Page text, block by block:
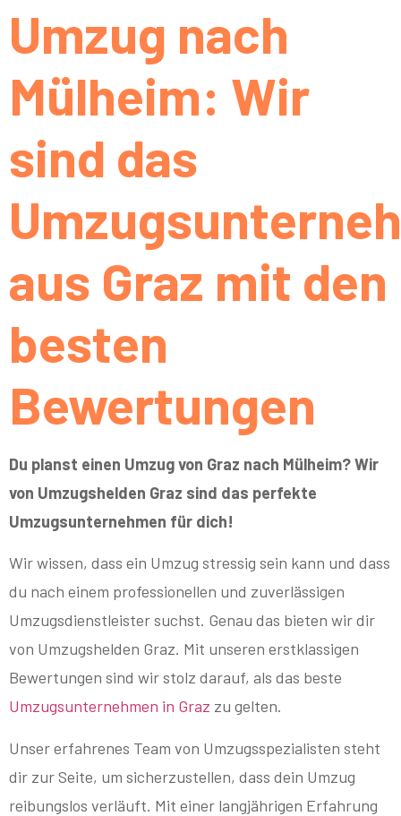
Umzug nach
Mülheim: Wir
sind das
aus Graz mit den
besten
Bewertungen
Du planst einen Umzug von Graz nach Mülheim? Wir
von Umzugshelden Graz sind das perfekte
Umzugsunternehmen für dich!
Wir wissen, dass ein Umzug stressig sein kann und dass
du nach einem professionellen und zuverlässigen
Umzugsdienstleister suchst. Genau das bieten wir dir
von Umzugshelden Graz. Mit unseren erstklassigen
Bewertungen sind wir stolz darauf, als das beste
Umzugsunternehmen in Graz zu gelten.
Unser erfahrenes Team von Umzugsspezialisten steht
dir zur Seite, um sicherzustellen, dass dein Umzug
reibungslos verläuft. Mit einer langjährigen Erfahrung